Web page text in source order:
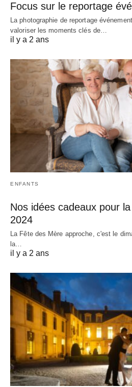
Focus sur le reportage
La photographie de reportage
valoriser les moments clés de…
il y a 2 ans
ENFANTS
Nos idées cadeaux pour
2024
La Fête des Mère approche, c'est le
la…
il y a 2 ans